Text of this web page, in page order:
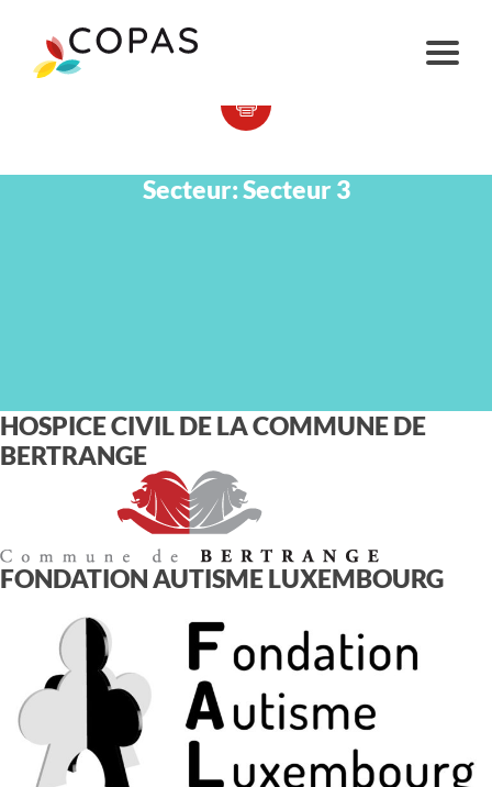
Secteur:Secteur 3
HOSPICE CIVIL DE LA COMMUNE DE
BERTRANGE
FONDATION AUTISME LUXEMBOURG